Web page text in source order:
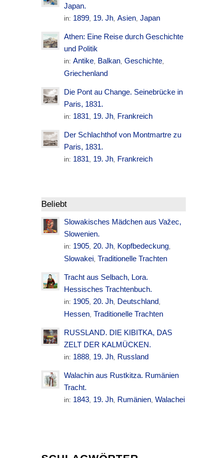
Japan.
in: 1899, 19. Jh,Asien,Japan
Athen: Eine Reise durch Geschichte
und Politik
in:Antike, Balkan,Geschichte,
Griechenland
Die Pont au Change. Seinebrücke in
Paris, 1831.
in: 1831, 19. Jh, Frankreich
Der Schlachthof von Montmartre zu
Paris, 1831.
in: 1831, 19. Jh, Frankreich
Beliebt
Slowakisches Mädchen aus Važec,
Slowenien.
in: 1905,20. Jh, Kopfbedeckung,
Slowakei, Traditionelle Trachten
Tracht aus Selbach, Lora.
Hessisches Trachtenbuch.
in: 1905,20. Jh, Deutschland,
Hessen, Traditionelle Trachten
RUSSLAND. DIE KIBITKA, DAS
ZELT DER KALMÜCKEN.
in: 1888, 19. Jh, Russland
Walachin aus Rustkitza. Rumänien
Tracht.
in: 1843, 19. Jh, Rumänien,Walachei